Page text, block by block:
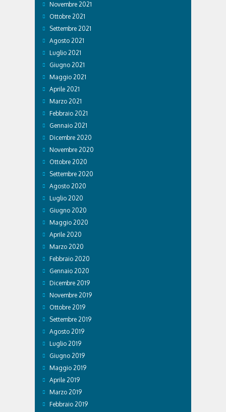
Novembre 2021
Ottobre 2021
Settembre 2021
Agosto 2021
Luglio 2021
Giugno 2021
Maggio 2021
Aprile 2021
Marzo 2021
Febbraio 2021
Gennaio 2021
Dicembre 2020
Novembre 2020
Ottobre 2020
Settembre 2020
Agosto 2020
Luglio 2020
Giugno 2020
Maggio 2020
Aprile 2020
Marzo 2020
Febbraio 2020
Gennaio 2020
Dicembre 2019
Novembre 2019
Ottobre 2019
Settembre 2019
Agosto 2019
Luglio 2019
Giugno 2019
Maggio 2019
Aprile 2019
Marzo 2019
Febbraio 2019